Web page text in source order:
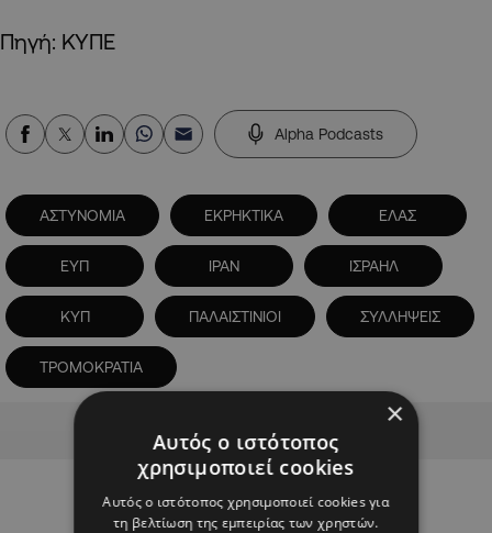
Πηγή: ΚΥΠΕ
Alpha Podcasts
ΑΣΤΥΝΟΜΙΑ ΕΚΡΗΚΤΙΚΑ ΕΛΑΣ
ΕΥΠ ΙΡΑΝ ΙΣΡΑΗΛ
ΚΥΠ ΠΑΛΑΙΣΤΙΝΙΟΙ ΣΥΛΛΗΨΕΙΣ
ΤΡΟΜΟΚΡΑΤΙΑ
×
Αυτός ο ιστότοπος
χρησιμοποιεί cookies
Αυτός ο ιστότοπος χρησιμοποιεί cookies για
τη βελτίωση της εμπειρίας των χρηστών.